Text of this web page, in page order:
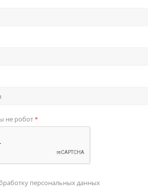
не робот*
персональных данных